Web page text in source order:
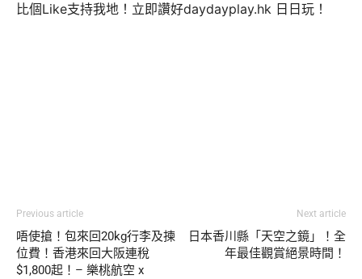
比個Like支持我地！立即讚好daydayplay.hk 日日玩！
Previous article
唔使搶！包來回20kg行李及揀
位費！香港來回大阪連稅
$1,800起！– 樂桃航空 x
Next article
日本香川縣「天空之鏡」！全
年最佳觀賞絕景時間！